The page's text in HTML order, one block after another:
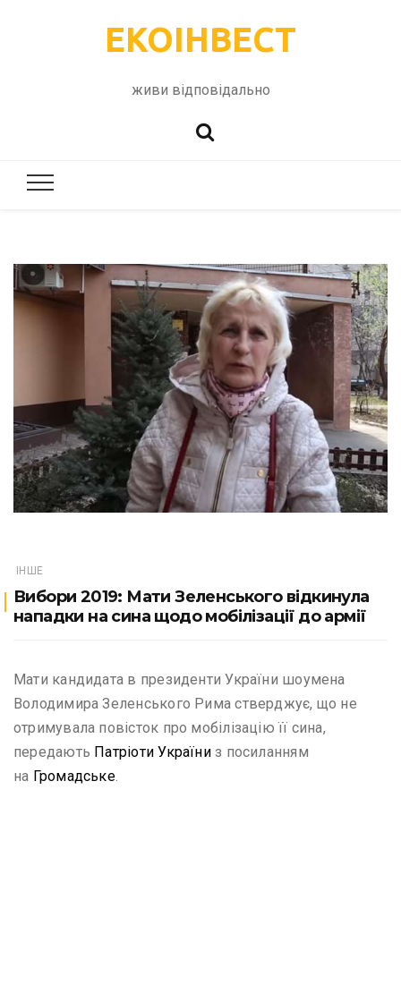
ЕКОІНВЕСТ
живи відповідально
ІНШЕ
Вибори 2019: Мати Зеленського відкинула
нападки на сина щодо мобілізації до армії
Мати кандидата в президенти України шоумена
Володимира Зеленського Рима стверджує, що не
отримувала повісток про мобілізацію її сина,
передають Патріоти Україниз посиланням
на Громадське.